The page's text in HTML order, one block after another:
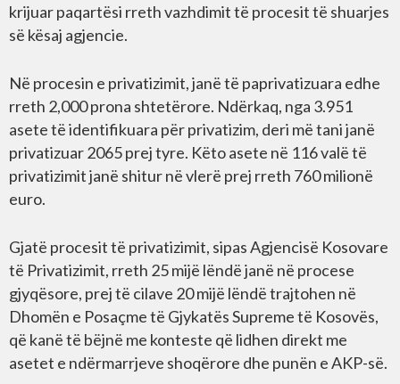
krijuar paqartësi rreth vazhdimit të procesit të shuarjes
së kësaj agjencie.
Në procesin e privatizimit, janë të paprivatizuara edhe
rreth 2,000 prona shtetërore. Ndërkaq, nga 3.951
asete të identifikuara për privatizim, deri më tani janë
privatizuar 2065 prej tyre. Këto asete në 116 valë të
privatizimit janë shitur në vlerë prej rreth 760 milionë
euro.
Gjatë procesit të privatizimit, sipas Agjencisë Kosovare
të Privatizimit, rreth 25 mijë lëndë janë në procese
gjyqësore, prej të cilave 20 mijë lëndë trajtohen në
Dhomën e Posaçme të Gjykatës Supreme të Kosovës,
që kanë të bëjnë me konteste që lidhen direkt me
asetet e ndërmarrjeve shoqërore dhe punën e AKP-së.